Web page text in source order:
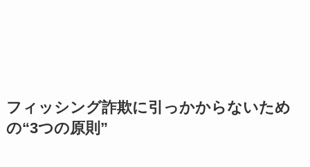
フィッシング詐欺に引っかからないため
の“3つの原則”